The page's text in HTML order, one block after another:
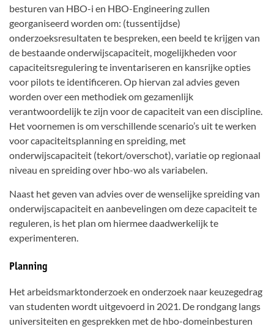
besturen van HBO-i en HBO-Engineering zullen
georganiseerd worden om: (tussentijdse)
onderzoeksresultaten te bespreken, een beeld te krijgen van
de bestaande onderwijscapaciteit, mogelijkheden voor
capaciteitsregulering te inventariseren en kansrijke opties
voor pilots te identificeren. Op hiervan zal advies geven
worden over een methodiek om gezamenlijk
verantwoordelijk te zijn voor de capaciteit van een discipline.
Het voornemen is om verschillende scenario’s uit te werken
voor capaciteitsplanning en spreiding, met
onderwijscapaciteit (tekort/overschot), variatie op regionaal
niveau en spreiding over hbo-wo als variabelen.
Naast het geven van advies over de wenselijke spreiding van
onderwijscapaciteit en aanbevelingen om deze capaciteit te
reguleren, is het plan om hiermee daadwerkelijk te
experimenteren.
Planning
Het arbeidsmarktonderzoek en onderzoek naar keuzegedrag
van studenten wordt uitgevoerd in 2021. De rondgang langs
universiteiten en gesprekken met de hbo-domeinbesturen